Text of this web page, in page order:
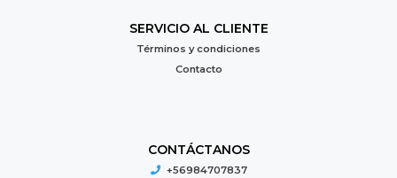
SERVICIO AL CLIENTE
Términos y condiciones
Contacto
CONTÁCTANOS
+56984707837